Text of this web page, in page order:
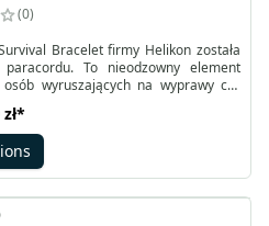
0
Bracelet firmy Helikon została
To nieodzowny element
osób wyruszających na wyprawy czy
specjalnie spleciona popularna 550-
niewielka plastikowa klamra. 550
że sznurek może utrzymać około 250
*